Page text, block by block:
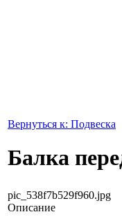
Вернуться к: Подвеска
Балка
pic_538f7b529f960.jpg
Описание